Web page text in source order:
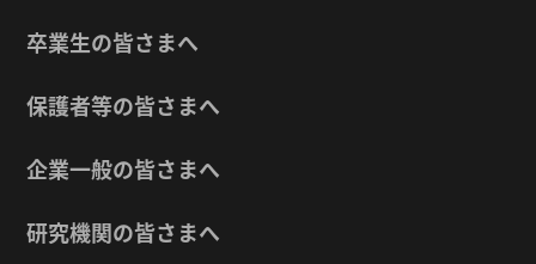
卒業生の皆さまへ
保護者等の皆さまへ
企業一般の皆さまへ
研究機関の皆さまへ